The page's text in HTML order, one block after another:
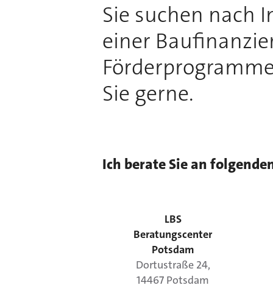
Sie suchen nach
einer
Sie gerne.
Ich berate Sie an
LBS
Beratungscenter
Potsdam
Dortustraße 24,
14467 Potsdam